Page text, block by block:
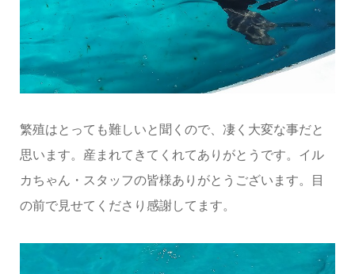
繁殖はとっても難しいと聞くので、凄く大変な事だと
思います。産まれてきてくれてありがとうです。イル
カちゃん・スタッフの皆様ありがとうございます。目
の前で見せてくださり感謝してます。